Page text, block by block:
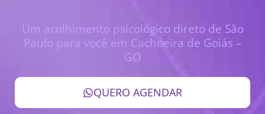
Um acolhimento psicológico direto de São
Paulo para você em Cachoeira de Goiás –
GO
QUERO AGENDAR